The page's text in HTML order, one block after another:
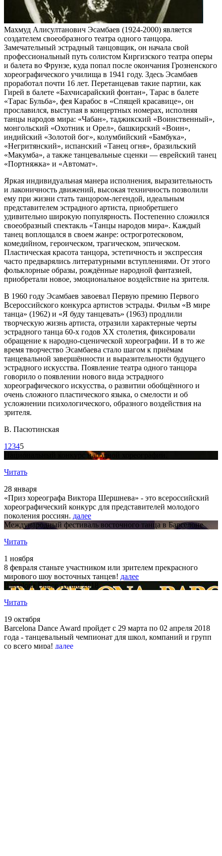
Махмуд Алисултанович Эсамбаев (1924-2000) является
создателем своеобразного театра одного танцора.
Замечательный эстрадный танцовщик, он начала свой
профессиональный путь солистом Киргизского театра оперы
и балета во Фрунзе, куда попал после окончания Грозненского
хореографического училища в 1941 году. Здесь Эсамбаев
проработал почти 16 лет. Перетанцевав такие партии, как
Гирей в балете «Бахчисарайский фонтан», Тарас в балете
«Тарас Бульба», фея Карабос в «Спящей красавице», он
прославился, выступая в концертных номерах, исполняя
танцы народов мира: «Чабан», таджикский «Воинственный»,
монгольский «Охотник и Орел», башкирский «Воин»,
индийский «Золотой бог», колумбийский «Бамбука»,
«Негритянский», испанский «Танец огня», бразильский
«Макумба», а также танцевальные сценки — еврейский танец
«Портняжка» и «Автомат».
Яркая индивидуальная манера исполнения, выразительность
и лаконичность движений, высокая техничность позволили
ему при жизни стать танцором-легендой, идеальным
представителем эстрадного артиста, приобретшего
удивительно широкую популярность. Постепенно сложился
своеобразный спектакль «Танцы народов мира». Каждый
танец воплощался в своем жанре: острогротесковом,
комедийном, героическом, трагическом, эпическом.
Пластическая красота танцора, эстетичность и экспрессия
часто предварялись литературными вступлениями. От этого
фольклорные образы, рождённые народной фантазией,
приобретали новое, эмоциональное воздействие на зрителя.
В 1960 году Эсамбаев завоевал Первую премию Первого
Всероссийского конкурса артистов эстрады. Фильм «В мире
танца» (1962) и «Я буду танцевать» (1963) продлили
творческую жизнь артиста, отразили характерные черты
эстрадного танца 60-х годов XX столетия, фиксировали
обращение к народно-сценической хореографии. И в то же
время творчество Эсамбаева стало шагом к приёмам
танцевальной завершённости и выразительности будущего
эстрадного искусства. Появление театра одного танцора
говорило о появлении нового вида эстрадного
хореографического искусства, о развитии обобщённого и
очень сложного пластического языка, о смелости и об
усложнении психологического, образного воздействия на
зрителя.
В. Пасютинская
1 2345
Национальный конкурс народной хореографии.
Читать
28 января
«Приз хореографа Виктора Шершнева» - это всероссийский
хореографический конкурс для представителей молодого
поколения россиян. далее
Международный фестиваль восточного танца в Барселоне
Читать
1 ноября
8 февраля станьте участником или зрителем прекрасного
мирового шоу восточных танцев! далее
Barcelona Dance Award 2018
Читать
19 октября
Barcelona Dance Award пройдет с 29 марта по 02 апреля 2018
года - танцевальный чемпионат для школ, компаний и групп
со всего мира! далее